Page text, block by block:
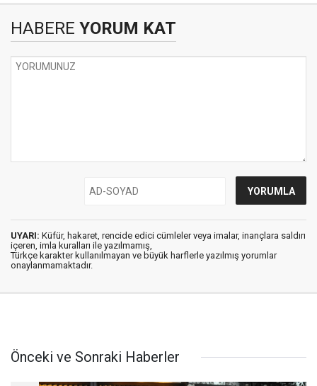
HABERE YORUM KAT
UYARI: Küfür, hakaret, rencide edici cümleler veya imalar, inançlara saldırı
içeren, imla kuralları ile yazılmamış,
Türkçe karakter kullanılmayan ve büyük harflerle yazılmış yorumlar
onaylanmamaktadır.
Önceki ve Sonraki Haberler